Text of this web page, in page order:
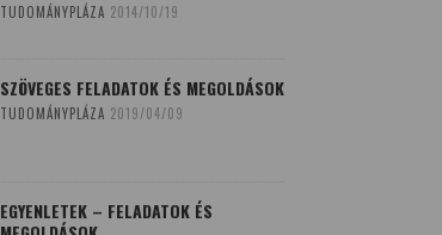
TUDOMÁNYPLÁZA 2014/10/19
SZÖVEGES FELADATOK ÉS MEGOLDÁSOK
TUDOMÁNYPLÁZA 2019/04/09
EGYENLETEK – FELADATOK ÉS